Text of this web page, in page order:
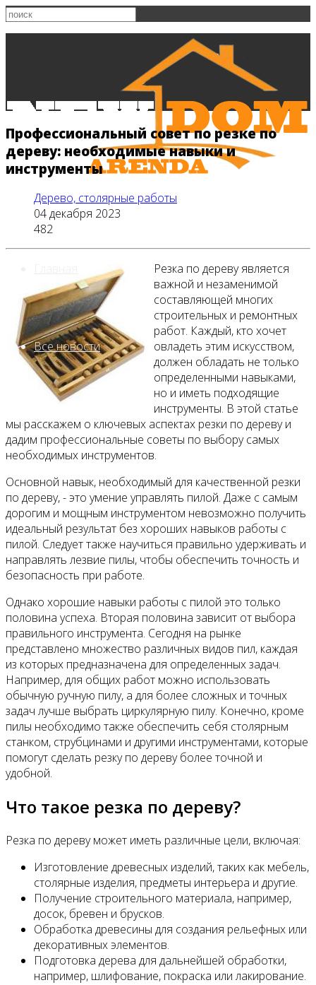
Все новости
Видео
Профессиональный совет по резке по
дереву: необходимые навыки и
инструменты
Дерево, столярные работы
04 декабря 2023
482
Резка по дереву является
важной и незаменимой
составляющей многих
строительных и ремонтных
работ. Каждый, кто хочет
овладеть этим искусством,
должен обладать не только
определенными навыками,
но и иметь подходящие
инструменты. В этой статье
мы расскажем о ключевых аспектах резки по дереву и
дадим профессиональные советы по выбору самых
необходимых инструментов.
Основной навык, необходимый для качественной резки
по дереву, - это умение управлять пилой. Даже с самым
дорогим и мощным инструментом невозможно получить
идеальный результат без хороших навыков работы с
пилой. Следует также научиться правильно удерживать и
направлять лезвие пилы, чтобы обеспечить точность и
безопасность при работе.
Однако хорошие навыки работы с пилой это только
половина успеха. Вторая половина зависит от выбора
правильного инструмента. Сегодня на рынке
представлено множество различных видов пил, каждая
из которых предназначена для определенных задач.
Например, для общих работ можно использовать
обычную ручную пилу, а для более сложных и точных
задач лучше выбрать циркулярную пилу. Конечно, кроме
пилы необходимо также обеспечить себя столярным
станком, струбцинами и другими инструментами, которые
помогут сделать резку по дереву более точной и
удобной.
Что такое резка по дереву?
Резка по дереву может иметь различные цели, включая:
Изготовление древесных изделий, таких как мебель,
столярные изделия, предметы интерьера и другие.
Получение строительного материала, например,
досок, бревен и брусков.
Обработка древесины для создания рельефных или
декоративных элементов.
Подготовка дерева для дальнейшей обработки,
например, шлифование, покраска или лакирование.